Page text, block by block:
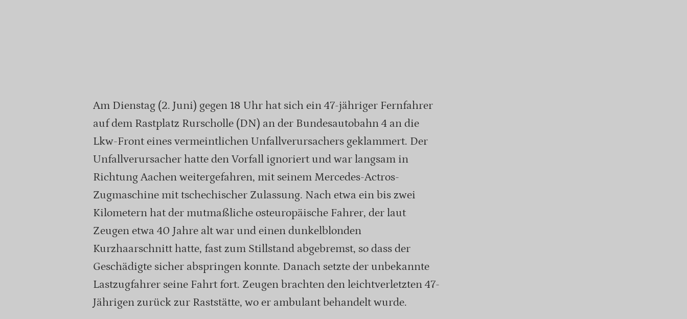
Am Dienstag (2. Juni) gegen 18 Uhr hat sich ein 47-jähriger Fernfahrer
auf dem Rastplatz Rurscholle (DN) an der Bundesautobahn 4 an die
Lkw-Front eines vermeintlichen Unfallverursachers geklammert. Der
Unfallverursacher hatte den Vorfall ignoriert und war langsam in
Richtung Aachen weitergefahren, mit seinem Mercedes-Actros-
Zugmaschine mit tschechischer Zulassung. Nach etwa ein bis zwei
Kilometern hat der mutmaßliche osteuropäische Fahrer, der laut
Zeugen etwa 40 Jahre alt war und einen dunkelblonden
Kurzhaarschnitt hatte, fast zum Stillstand abgebremst, so dass der
Geschädigte sicher abspringen konnte. Danach setzte der unbekannte
Lastzugfahrer seine Fahrt fort. Zeugen brachten den leichtverletzten 47-
Jährigen zurück zur Raststätte, wo er ambulant behandelt wurde.